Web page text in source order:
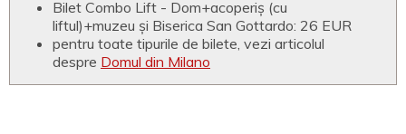
Bilet Combo Lift - Dom+acoperiș (cu
liftul)+muzeu și Biserica San Gottardo: 26 EUR
pentru toate tipurile de bilete, vezi articolul
despre Domul din Milano